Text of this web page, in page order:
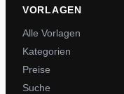
VORLAGEN
Alle Vorlagen
Kategorien
Preise
Suche